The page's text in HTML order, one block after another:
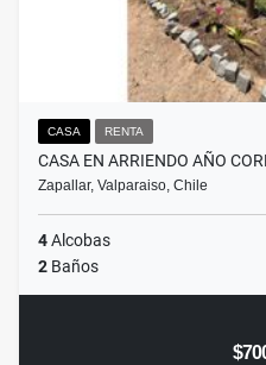
CASA RENTA
CASA EN ARRIENDO AÑO
Zapallar, Valparaiso, Chile
4Alcobas
2 Baños